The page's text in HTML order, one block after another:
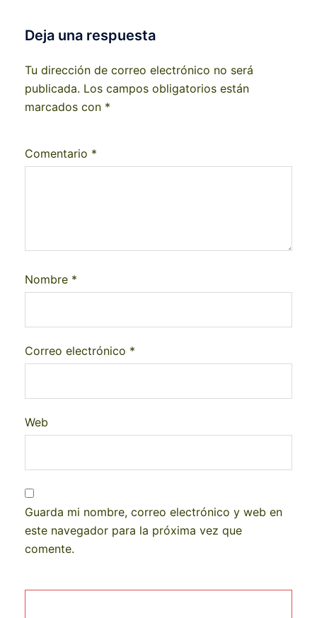
Deja una respuesta
Tu dirección de correo electrónico no será
publicada. Los campos obligatorios están
marcados con *
Comentario *
Nombre *
Correo electrónico *
Web
Guarda mi nombre, correo electrónico y web en
este navegador para la próxima vez que
comente.